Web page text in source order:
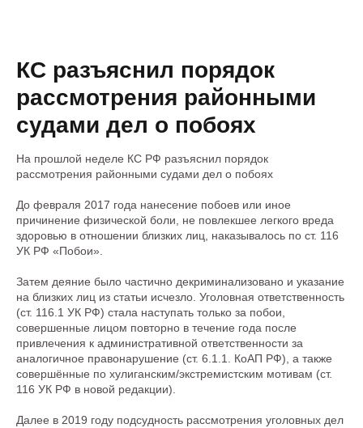
КС разъяснил порядок
рассмотрения районными
судами дел о побоях
На прошлой неделе КС РФ разъяснил порядок
рассмотрения районными судами дел о побоях
До февраля 2017 года нанесение побоев или иное
причинение физической боли, не повлекшее легкого вреда
здоровью в отношении близких лиц, наказывалось по ст. 116
УК РФ «Побои».
Затем деяние было частично декриминализовано и указание
на близких лиц из статьи исчезло. Уголовная ответственность
(ст. 116.1 УК РФ) стала наступать только за побои,
совершенные лицом повторно в течение года после
привлечения к административной ответственности за
аналогичное правонарушение (ст. 6.1.1. КоАП РФ), а также
совершённые по хулиганским/экстремистским мотивам (ст.
116 УК РФ в новой редакции).
Далее в 2019 году подсудность рассмотрения уголовных дел